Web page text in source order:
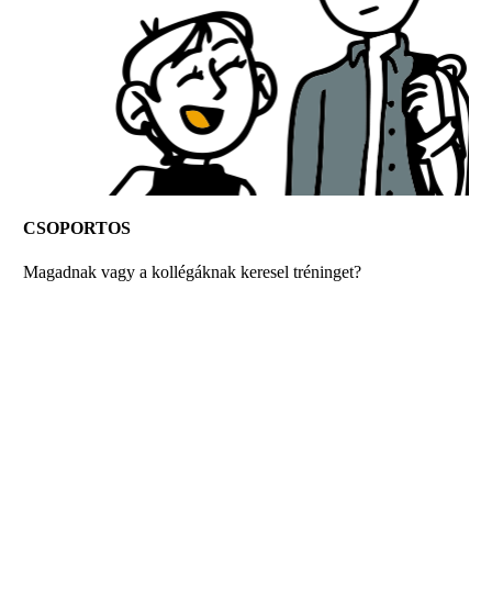
CSOPORTOS
Magadnak vagy a kollégáknak keresel tréninget?